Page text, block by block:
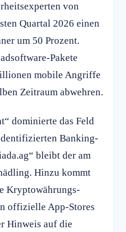
von
Quartal 2026 einen
um 50 Prozent.
Pakete
mobile Angriffe
Zeitraum abwehren.
dominierte das Feld
Banking-
bleibt der am
Hinzu kommt
Kryptowährungs-
offizielle App-Stores
Hinweis auf die